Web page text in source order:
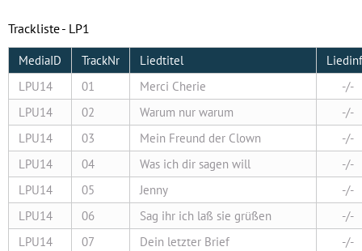
Trackliste - LP1
LPU14 01 Merci Cherie
-/-
LPU14
02 Warum nur warum
-/-
LPU14
03 Mein Freund der Clown
-/-
LPU14
04 Was ich dir sagen will
-/-
LPU14
05 Jenny
-/-
LPU14
06 Sag ihr ich laß sie grüßen
-/-
LPU14
07 Dein letzter Brief
-/-
MediaID TrackNr Liedtitel